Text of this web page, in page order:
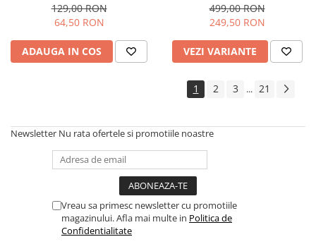
129,00 RON
64,50 RON
ADAUGA IN COS
499,00 RON
249,50 RON
VEZI VARIANTE
1 2 3 ... 21
Newsletter Nu rata ofertele si promotiile noastre
Vreau sa primesc newsletter cu promotiile
magazinului. Afla mai multe in Politica de
Confidentialitate